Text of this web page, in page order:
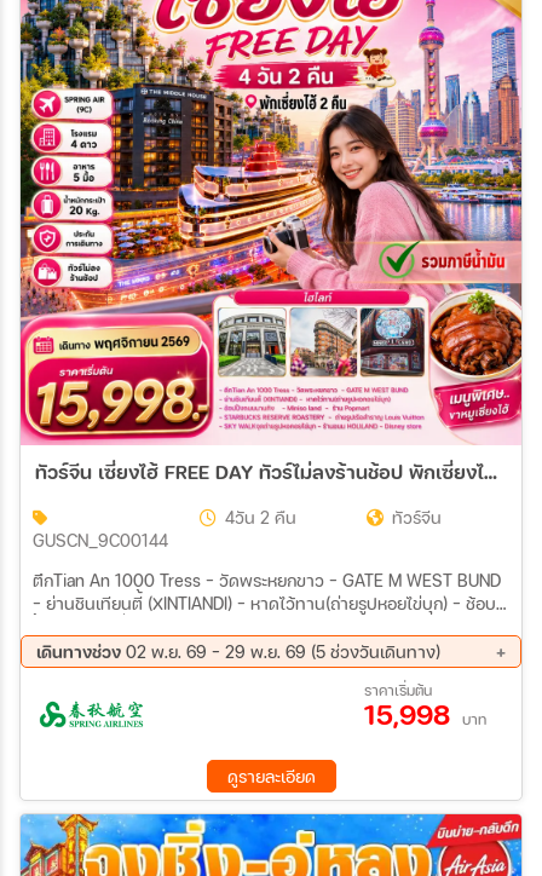
29 พ.ย. 69 - 03 ธ.ค. 69
06 ธ.ค. 69 - 10 ธ.ค. 69
13 ธ.ค. 69 - 17 ธ.ค. 69
20 ธ.ค. 69 - 24 ธ.ค. 69
27 ธ.ค. 69 - 31 ธ.ค. 69
ทัวร์จีน เซี่ยงไฮ้ FREE DAY ทัวร์ไม่ลงร้านช้อป พักเซี่ยงไฮ้ 2คืน 4วัน 2 คืน (9C)
GUSCN_9C00144
4วัน 2 คืน ทัวร์จีน
ตึกTian An 1000 Tress - วัดพระหยกขาว - GATE M WEST BUND
- ย่านชินเทียนตี้ (XINTIANDI) - หาดไว้ทาน(ถ่ายรูปหอยไข่บุก) - ช้อบ
RESERVE ROASTERY - ถ่ายรูปเรือสำราญ Louis Vuitton - SKY
WALKจุดถ่ายรูปหอคอยไข่มุก - ร้านขนม HOLILAND - Disney store
เดินทางช่วง 02 พ.ย. 69 - 29 พ.ย. 69 (5 ช่วงวันเดินทาง)
06 พ.ย. 69 - 09 พ.ย. 69
12 พ.ย. 69 - 15 พ.ย. 69
20 พ.ย. 69 - 23 พ.ย. 69
26 พ.ย. 69 - 29 พ.ย. 69
ราคาเริ่มต้น
15,998 บาท
ดูรายละเอียด